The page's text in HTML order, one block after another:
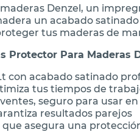
Denzel, un
un acabado
tus maderas de
Protector Para Maderas
con acabado satinado
tus tiempos de
seguro para usar
resultados parejos
asegura una